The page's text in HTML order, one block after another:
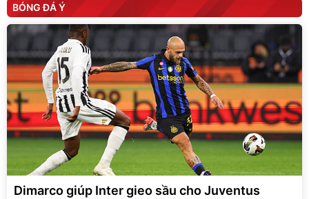
BÓNG ĐÁ Ý
Dimarco giúp Inter gieo sầu cho Juventus